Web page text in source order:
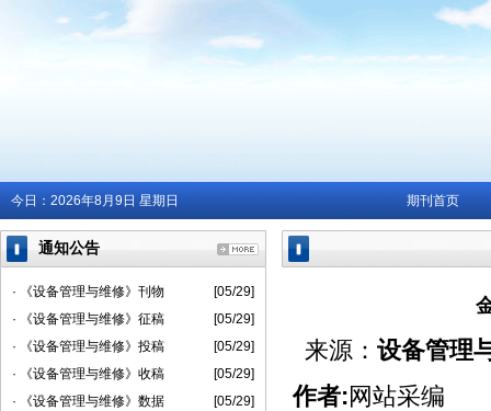
今日： 2026年8月9日 星期日 期刊首页
通知公告
· 《设备管理与维修》刊物
[05/29]
· 《设备管理与维修》征稿
[05/29]
· 《设备管理与维修》投稿
[05/29]
· 《设备管理与维修》收稿
[05/29]
· 《设备管理与维修》数据
[05/29]
来源： 设备管理
作者:网站采编